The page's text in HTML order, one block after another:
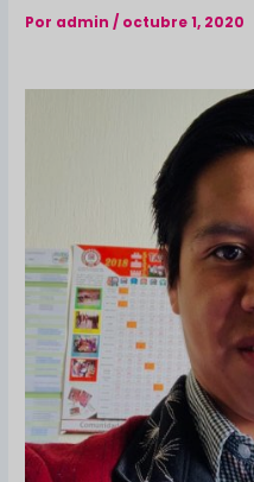
Por admin/ octubre 1, 2020